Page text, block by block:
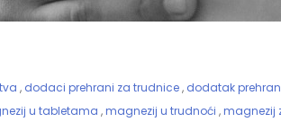
, dodaci prehrani za trudnice , dodatak
u tabletama ,magnezij u trudnoći ,magnezij